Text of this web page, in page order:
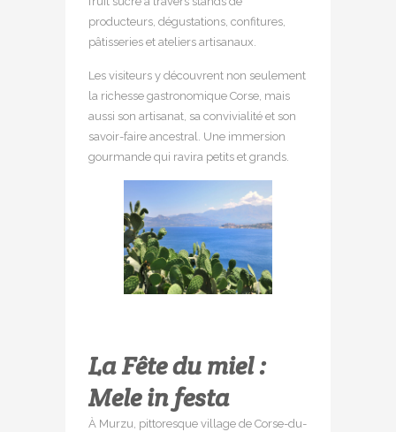
producteurs, dégustations, confitures,
pâtisseries et ateliers artisanaux.
Les visiteurs y découvrent non seulement
la richesse gastronomique Corse, mais
aussi son artisanat, sa convivialité et son
savoir-faire ancestral. Une immersion
gourmande qui ravira petits et grands.
La Fête du miel :
Mele in festa
À Murzu, pittoresque village de Corse-du-